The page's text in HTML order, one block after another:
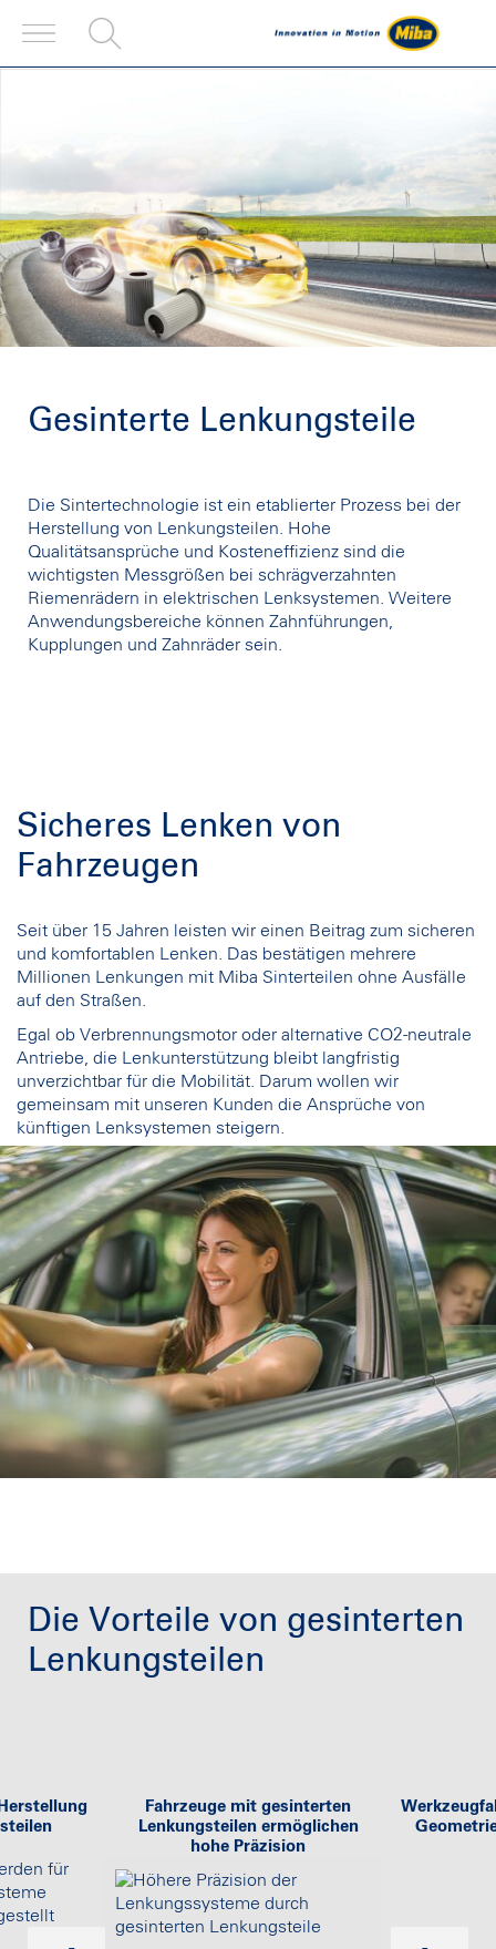
Gesinterte Lenkungsteile
Die Sintertechnologie ist ein etablierter Prozess bei der
Herstellung von Lenkungsteilen. Hohe
Qualitätsansprüche und Kosteneffizienz sind die
wichtigsten Messgrößen bei schrägverzahnten
Riemenrädern in elektrischen Lenksystemen. Weitere
Anwendungsbereiche können Zahnführungen,
Kupplungen und Zahnräder sein.
Sicheres Lenken von
Fahrzeugen
Seit über 15 Jahren leisten wir einen Beitrag zum sicheren
und komfortablen Lenken. Das bestätigen mehrere
Millionen Lenkungen mit Miba Sinterteilen ohne Ausfälle
auf den Straßen.
Egal ob Verbrennungsmotor oder alternative CO2-neutrale
Antriebe, die Lenkunterstützung bleibt langfristig
unverzichtbar für die Mobilität. Darum wollen wir
gemeinsam mit unseren Kunden die Ansprüche von
künftigen Lenksystemen steigern.
Die Vorteile von gesinterten
Lenkungsteilen